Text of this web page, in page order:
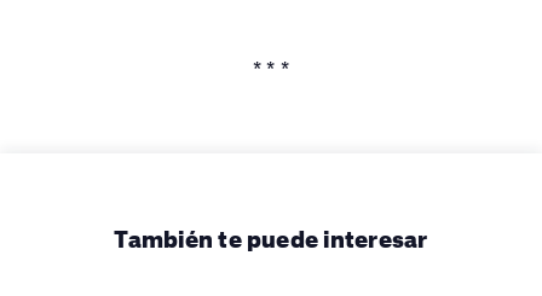
* * *
También te puede interesar